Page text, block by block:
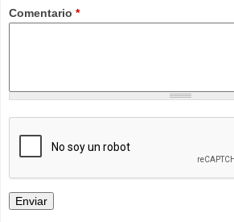
Comentario *